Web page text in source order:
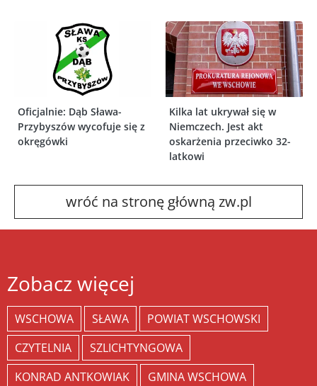
Oficjalnie: Dąb Sława-
Przybyszów wycofuje się z
okręgówki
Kilka lat ukrywał się w
Niemczech. Jest akt
oskarżenia przeciwko 32-
latkowi
wróć na stronę główną zw.pl
Zobacz więcej
WSCHOWA SŁAWA
POWIAT WSCHOWSKI
CZYTELNIA
SZLICHTYNGOWA
KONRAD ANTKOWIAK
GMINA WSCHOWA